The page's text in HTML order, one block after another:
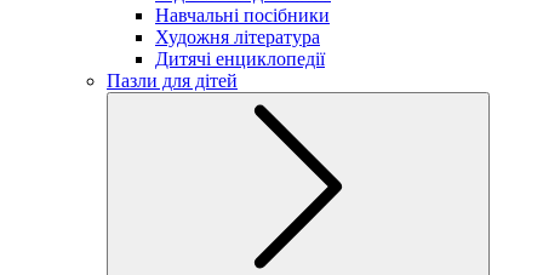
Навчальні посібники
Художня література
Дитячі енциклопедії
Пазли для дітей